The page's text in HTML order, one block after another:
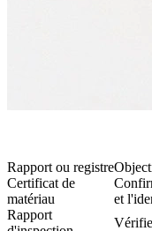
Rapport ou registre
Certificat de
matériau
et
Rapport